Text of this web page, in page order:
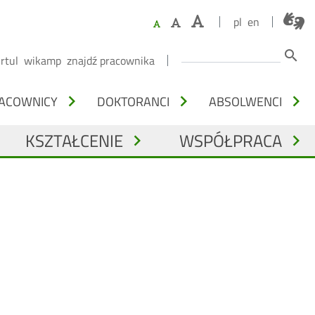
pl en
wikamp znajdź pracownika search
chevron_right DOKTORANCI chevron_right ABSOLWENCI chevron_right
KSZTAŁCENIE chevron_right WSPÓŁPRACA chevron_right